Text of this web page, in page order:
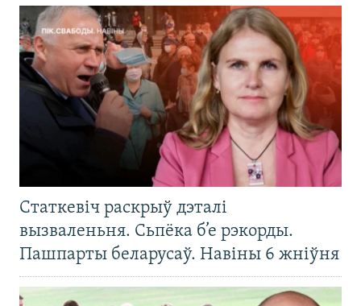
Статкевіч раскрыў дэталі
вызваленьня. Сьпёка б’е рэкорды.
Пашпарты беларусаў. Навіны 6 жніўня